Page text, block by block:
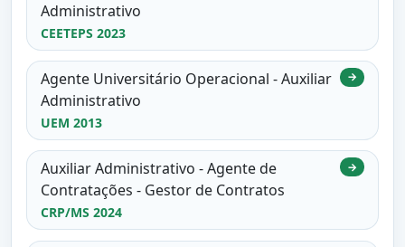
Administrativo
CEETEPS 2023
Agente Universitário Operacional - Auxiliar
Administrativo
UEM 2013
→
Auxiliar Administrativo - Agente de
Contratações - Gestor de Contratos
CRP/MS 2024
→